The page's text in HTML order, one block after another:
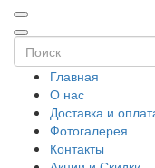
Главная
О нас
Доставка и
Фотогалерея
Контакты